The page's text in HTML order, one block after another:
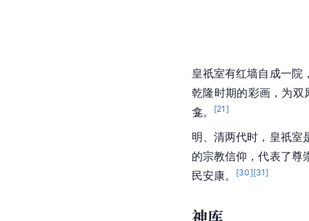
皇祇室有红墙自成一院
乾隆时期的彩画，为
龛。
[21 ]
明、清两代时，皇祇室
的宗教信仰，代表了尊
民安康。
[30][31]